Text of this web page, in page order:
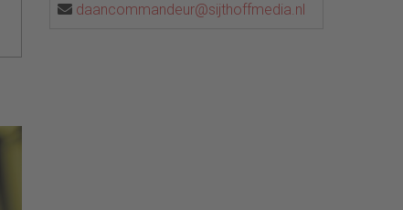
daancommandeur@sijthoffmedia.nl